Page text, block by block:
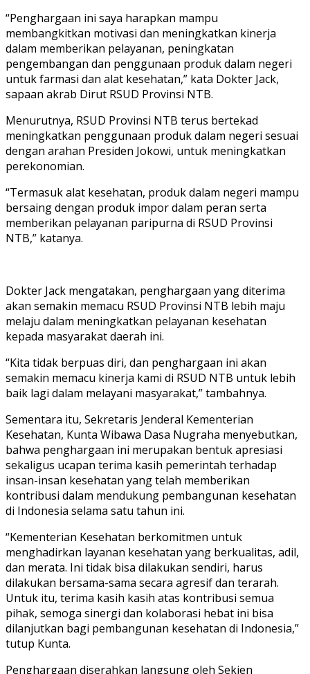
“Penghargaan ini saya harapkan mampu
membangkitkan motivasi dan meningkatkan kinerja
dalam memberikan pelayanan, peningkatan
pengembangan dan penggunaan produk dalam negeri
untuk farmasi dan alat kesehatan,” kata Dokter Jack,
sapaan akrab Dirut RSUD Provinsi NTB.
Menurutnya, RSUD Provinsi NTB terus bertekad
meningkatkan penggunaan produk dalam negeri sesuai
dengan arahan Presiden Jokowi, untuk meningkatkan
perekonomian.
“Termasuk alat kesehatan, produk dalam negeri mampu
bersaing dengan produk impor dalam peran serta
memberikan pelayanan paripurna di RSUD Provinsi
NTB,” katanya.
Dokter Jack mengatakan, penghargaan yang diterima
akan semakin memacu RSUD Provinsi NTB lebih maju
melaju dalam meningkatkan pelayanan kesehatan
kepada masyarakat daerah ini.
“Kita tidak berpuas diri, dan penghargaan ini akan
semakin memacu kinerja kami di RSUD NTB untuk lebih
baik lagi dalam melayani masyarakat,” tambahnya.
Sementara itu, Sekretaris Jenderal Kementerian
Kesehatan, Kunta Wibawa Dasa Nugraha menyebutkan,
bahwa penghargaan ini merupakan bentuk apresiasi
sekaligus ucapan terima kasih pemerintah terhadap
insan-insan kesehatan yang telah memberikan
kontribusi dalam mendukung pembangunan kesehatan
di Indonesia selama satu tahun ini.
“Kementerian Kesehatan berkomitmen untuk
menghadirkan layanan kesehatan yang berkualitas, adil,
dan merata. Ini tidak bisa dilakukan sendiri, harus
dilakukan bersama-sama secara agresif dan terarah.
Untuk itu, terima kasih kasih atas kontribusi semua
pihak, semoga sinergi dan kolaborasi hebat ini bisa
dilanjutkan bagi pembangunan kesehatan di Indonesia,”
tutup Kunta.
Penghargaan diserahkan langsung oleh Sekjen